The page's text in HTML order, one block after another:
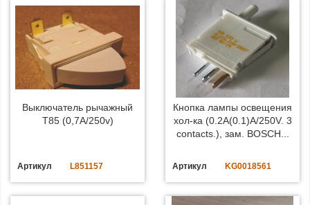
Выключатель рычажный
T85 (0,7A/250v)
Артикул L851157
Кнопка лампы освещения
хол-ка (0.2A(0.1)A/250V. 3
contacts.), зам. BOSCH...
Артикул KG0018561